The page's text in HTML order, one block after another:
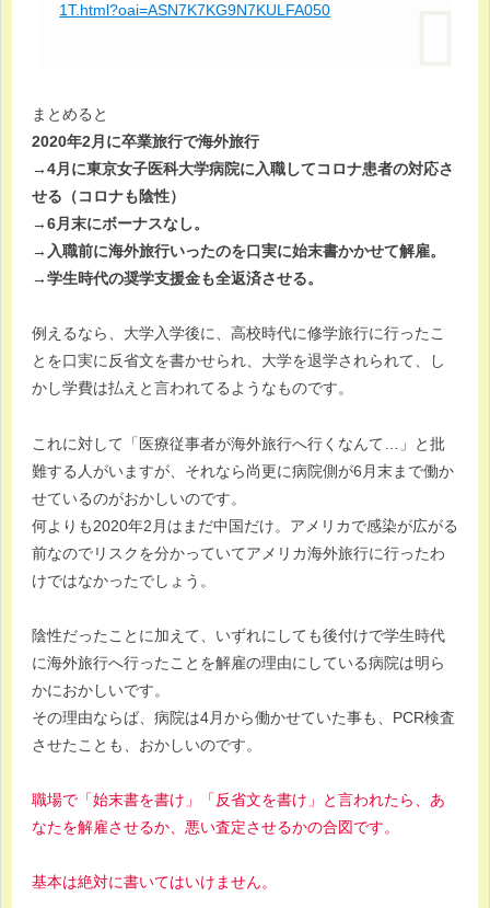
1T.html?oai=ASN7K7KG9N7KULFA050
まとめると
2020年2月に卒業旅行で海外旅行
→4月に東京女子医科大学病院に入職してコロナ患者の対応さ
せる（コロナも陰性）
→6月末にボーナスなし。
→入職前に海外旅行いったのを口実に始末書かかせて解雇。
→学生時代の奨学支援金も全返済させる。
例えるなら、大学入学後に、高校時代に修学旅行に行ったこ
とを口実に反省文を書かせられ、大学を退学されられて、し
かし学費は払えと言われてるようなものです。
これに対して「医療従事者が海外旅行へ行くなんて…」と批
難する人がいますが、それなら尚更に病院側が6月末まで働か
せているのがおかしいのです。
何よりも2020年2月はまだ中国だけ。アメリカで感染が広がる
前なのでリスクを分かっていてアメリカ海外旅行に行ったわ
けではなかったでしょう。
陰性だったことに加えて、いずれにしても後付けで学生時代
に海外旅行へ行ったことを解雇の理由にしている病院は明ら
かにおかしいです。
その理由ならば、病院は4月から働かせていた事も、PCR検査
させたことも、おかしいのです。
職場で「始末書を書け」「反省文を書け」と言われたら、あ
なたを解雇させるか、悪い査定させるかの合図です。
基本は絶対に書いてはいけません。